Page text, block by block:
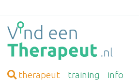
therapeut training info